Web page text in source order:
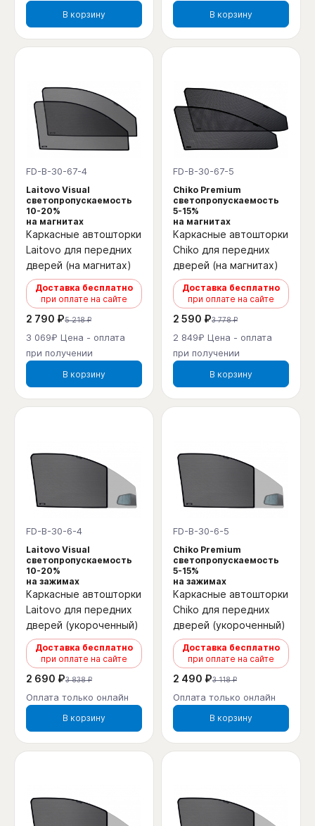
В корзину В корзину
FD-B-30-67-4
Laitovo Visual
светопропускаемость
10-20%
на магнитах
Каркасные автошторки
Laitovo для передних
дверей (на магнитах)
Доставка бесплатно
при оплате на сайте
2 790 ₽5 218 ₽
3 069₽ Цена - оплата
при получении
В корзину
FD-B-30-67-5
Chiko Premium
светопропускаемость
5-15%
на магнитах
Каркасные автошторки
Chiko для передних
дверей (на магнитах)
Доставка бесплатно
при оплате на сайте
2 590 ₽3 778 ₽
2 849₽ Цена - оплата
при получении
В корзину
FD-B-30-6-4
Laitovo Visual
светопропускаемость
10-20%
на зажимах
Каркасные автошторки
Laitovo для передних
дверей (укороченный)
Доставка бесплатно
при оплате на сайте
2 690 ₽3 838 ₽
Оплата только онлайн
В корзину
FD-B-30-6-5
Chiko Premium
светопропускаемость
5-15%
на зажимах
Каркасные автошторки
Chiko для передних
дверей (укороченный)
Доставка бесплатно
при оплате на сайте
2 490 ₽3 118 ₽
Оплата только онлайн
В корзину